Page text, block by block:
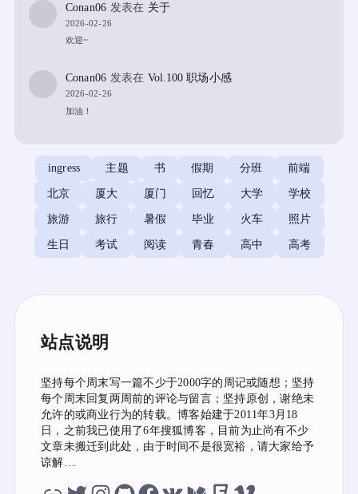
Conan06 发表在 关于
2026-02-26
欢迎~
Conan06 发表在 Vol.100 职场小感
2026-02-26
加油！
ingress 主题 书 假期 分班 前端
北京 厦大 厦门 回忆 大学 学校
旅游 旅行 暑假 毕业 火车 照片
生日 考试 阅读 青春 高中 高考
站点说明
坚持每个周末写一篇不少于2000字的周记或随想；坚持
每个周末回复两周前的评论与留言；坚持原创，谢绝未
允许的或商业行为的转载。博客始建于2011年3月18
日，之前我已使用了6年搜狐博客，目前为止尚有不少
文章未搬迁到此处，由于时间不是很宽裕，请大家给予
谅解…